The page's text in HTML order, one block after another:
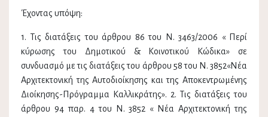
Έχοντας υπόψη:
1. Τις διατάξεις του άρθρου 86 του Ν. 3463/2006 « Περί
κύρωσης του Δημοτικού & Κοινοτικού Κώδικα» σε
συνδυασμό με τις διατάξεις του άρθρου 58 του Ν. 3852«Νέα
Αρχιτεκτονική της Αυτοδιοίκησης και της Αποκεντρωμένης
Διοίκησης-Πρόγραμμα Καλλικράτης». 2. Τις διατάξεις του
άρθρου 94 παρ. 4 του Ν. 3852 « Νέα Αρχιτεκτονική της